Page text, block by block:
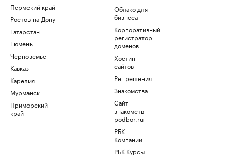
Пермский край
Ростов-на-Дону
Татарстан
Тюмень
Черноземье
Кавказ
Карелия
Мурманск
Приморский
край
Облако для
бизнеса
Корпоративный
регистратор
доменов
Хостинг
сайтов
Рег.решения
Знакомства
Сайт
знакомств
podbor.ru
РБК
Компании
РБК Курсы